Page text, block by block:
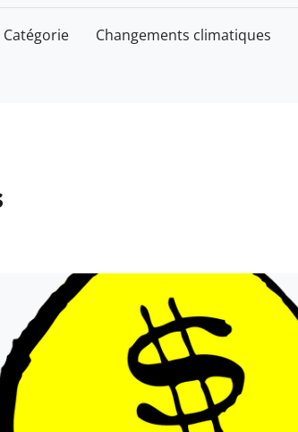
Catégorie Changements climatiques